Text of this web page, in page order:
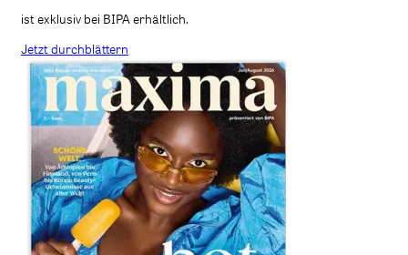
ist exklusiv bei BIPA erhältlich.
Jetzt durchblättern